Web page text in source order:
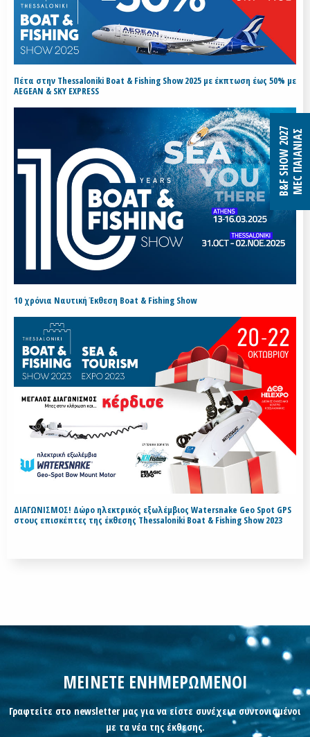
Πέτα στην Thessaloniki Boat & Fishing Show 2025 με έκπτωση έως 50% με
AEGEAN & SKY EXPRESS
10 χρόνια Ναυτική Έκθεση Boat & Fishing Show
ΔΙΑΓΩΝΙΣΜΟΣ! Δώρο ηλεκτρικός εξωλέμβιος Watersnake Geo Spot GPS
στους επισκέπτες της έκθεσης Thessaloniki Boat & Fishing Show 2023
B&F SHOW 2027MEC ΠΑΙΑΝΙΑΣ
ΜΕΙΝΕΤΕ ΕΝΗΜΕΡΩΜΕΝΟΙ
Γραφτείτε στο newsletter μας για να είστε συνέχεια συντονισμένοι
με τα νέα της έκθεσης.